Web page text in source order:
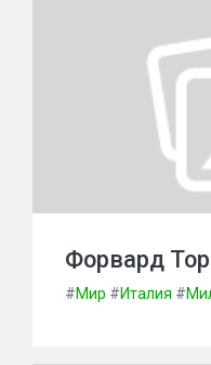
Форвард
#Мир #Италия #